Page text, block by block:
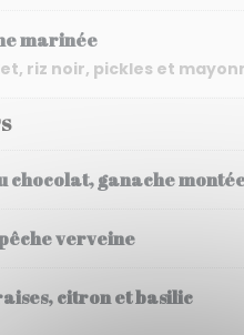
marinée
riz noir, pickles et
chocolat, ganache
verveine
citron et basilic